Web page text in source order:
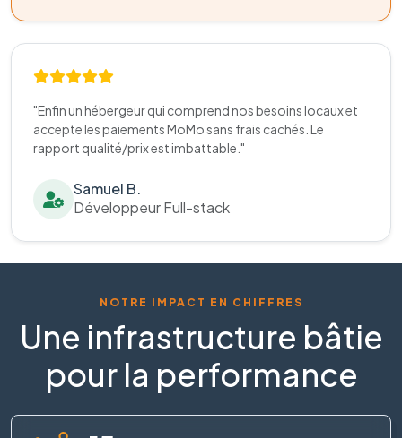
"Enfin un hébergeur qui comprend nos besoins locaux et
accepte les paiements MoMo sans frais cachés. Le
rapport qualité/prix est imbattable."
Samuel B.
Développeur Full-stack
NOTRE IMPACT EN CHIFFRES
Une infrastructure bâtie
pour la performance